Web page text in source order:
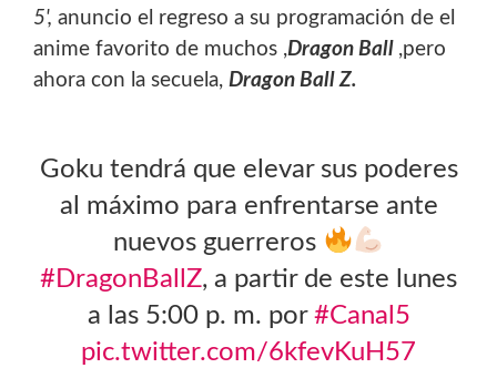
5', anuncio el regreso a su programación de el
anime favorito de muchos ,Dragon Ball ,pero
ahora con la secuela, Dragon Ball Z.
Goku tendrá que elevar sus poderes
al máximo para enfrentarse ante
nuevos guerreros
#DragonBallZ, a partir de este lunes
a las 5:00 p. m. por #Canal5
pic.twitter.com/6kfevKuH57